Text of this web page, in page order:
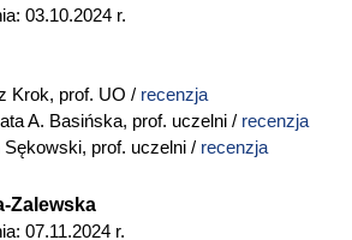
03.10.2024 r.
Krok, prof. UO / recenzja
A. Basińska, prof. uczelni / recenzja
prof. uczelni / recenzja
Zalewska
07.11.2024 r.